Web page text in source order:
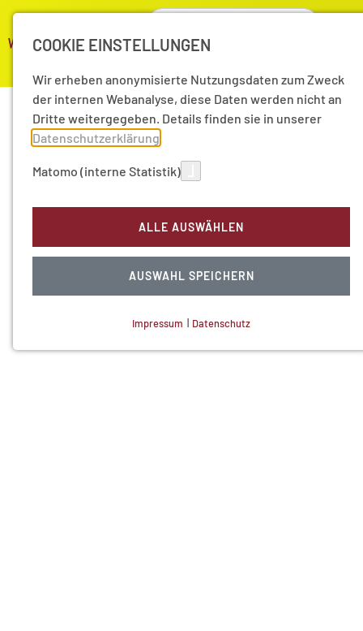
COOKIE EINSTELLUNGEN
Wir erheben anonymisierte Nutzungsdaten zum Zweck
der internen Webanalyse, diese Daten werden nicht an
Dritte weitergegeben. Details finden sie in unserer
Datenschutzerklärung
Matomo (interne Statistik)
ALLE AUSWÄHLEN
AUSWAHL SPEICHERN
Impressum | Datenschutz